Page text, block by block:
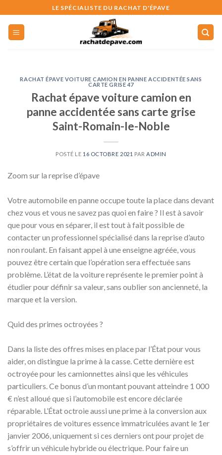
to
content
LE SPÉCIALISTE DU RACHAT D'ÉPAVE
RACHAT ÉPAVE VOITURE CAMION EN PANNE ACCIDENTÉE SANS
CARTE GRISE 47
Rachat épave voiture camion en
panne accidentée sans carte grise
Saint-Romain-le-Noble
POSTÉ LE 16 OCTOBRE 2021 PAR ADMIN
Zoom sur la reprise d’épave
Votre automobile en panne occupe toute la place dans devant
chez vous et vous ne savez pas quoi en faire ? Il est à savoir
que pour vous en séparer, il est tout à fait possible de
contacter un professionnel spécialisé dans la reprise d’auto
non roulant. En faisant appel à une enseigne agréée, vous
pouvez être certain que l’opération sera effectuée sans
problème. L’état de la voiture représente le premier point à
étudier pour définir sa valeur, sans oublier son ancienneté, la
marque et la version.
Quid des primes octroyées ?
Dans la liste des offres mises en place par l’État pour vous
aider, on distingue la prime à la casse. Cette dernière est
octroyée pour les camionnettes ainsi que les véhicules
particuliers. Ce bonus d’un montant pouvant atteindre 1 000
€ n’est alloué que si l’automobile est encore déclarée
réparable. L’État octroie aussi une prime à la conversion aux
propriétaires de voitures essence immatriculées avant le 1er
janvier 2006, uniquement si ces derniers ont pour projet de
s’offrir un véhicule hybride ou électrique. Pour faire un